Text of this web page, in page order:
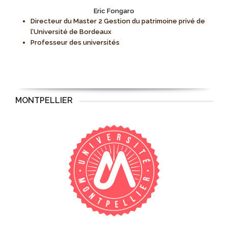
Eric Fongaro
Directeur du Master 2 Gestion du patrimoine privé de
l’Université de Bordeaux
Professeur des universités
MONTPELLIER